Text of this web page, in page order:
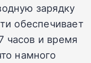
зарядку
обеспечивает
часов и время
намного